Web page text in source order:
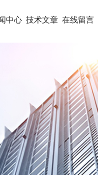
中心 技术文章 在线留言